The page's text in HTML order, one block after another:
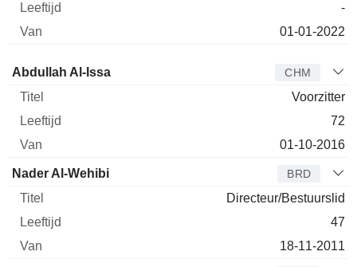
-
01-01-2022
Bestuurder Titel
Abdullah Al-Issa CHM
Voorzitter
72
01-10-2016
Nader Al-Wehibi BRD
Directeur/Bestuurslid
47
18-11-2011